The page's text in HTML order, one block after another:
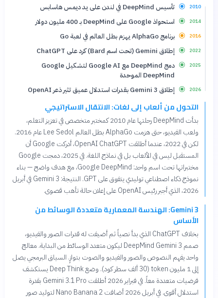
2010 تأسيس DeepMind في لندن على يد ديمس هاسابس
2014 استحواذ Google على DeepMind بـ 400 مليون دولار
2016 برنامج AlphaGo يهزم بطل العالم في لعبة Go
2022 إطلاق Gemini (تحت اسم Bard) كرد على ChatGPT
2025
دمج DeepMind مع Google AI لتشكيل Google
DeepMind الموحدة
2026 إطلاق Gemini 3 بقدرات استدلال عميق تثير ذعر OpenAI
التحول من ألعاب إلى لغات: الانتقال الاستراتيجي
بدأت DeepMind رحلتها عام 2010 كمختبر متخصص في تعزيز التعلم،
ولعب الفيديو، حتى هزمت AlphaGo بطل العالم Lee Sedol عام 2016.
لكن في 2022، عندما أطلقت OpenAI ChatGPT، أدركت Google أن
المستقبل ليس في الألعاب بل في نماذج اللغة. في 2025، دمجت Google
مختبراتها تحت اسم واحد: Google DeepMind، مع هدف واضح — بناء
نموذج ذكاء اصطناعي توليدي يتفوق على GPT. النتيجة: Gemini 3 في أبريل
2026، الذي أجبر رئيس OpenAI على إعلان حالة تأهب قصوى.
Gemini 3: الهندسة المعمارية متعددة الوسائط من
الأساس
بخلاف ChatGPT الذي بدأ نصياً ثم أضيفت له قدرات الصور والفيديو،
صمم DeepMind Gemini 3 ليكون متعدد الوسائط من البداية. معالج
واحد يفهم النصوص والصور والفيديو والصوت بتوازٍ. السياق البرمجي يصل
إلى 1 مليون token (30 ألف سطر كود). وضع Deep Think يستكشف
فرضيات متعددة معاً. في فبراير 2026 أطلقت Gemini 3.1 Pro بقدرة
استدلال أقوى. في أبريل 2026 أضافت Nano Banana 2 لتوليد صور